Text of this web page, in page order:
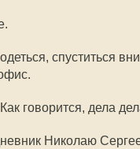
спуститься
говорится, дела
Николаю